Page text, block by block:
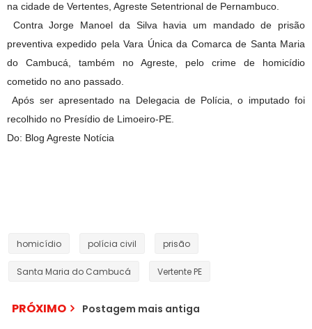
na cidade de Vertentes, Agreste Setentrional de Pernambuco.
Contra Jorge Manoel da Silva havia um mandado de prisão
preventiva expedido pela Vara Única da Comarca de Santa Maria
do Cambucá, também no Agreste, pelo crime de homicídio
cometido no ano passado.
Após ser apresentado na Delegacia de Polícia, o imputado foi
recolhido no Presídio de Limoeiro-PE.
Do: Blog Agreste Notícia
homicídio polícia civil prisão
Santa Maria do Cambucá Vertente PE
PRÓXIMO Postagem mais antiga
Movimento pró